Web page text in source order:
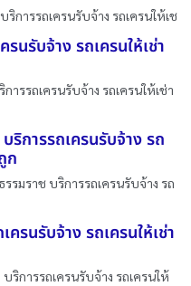
การรถเครนรับจ้าง รถเครนให้เช
นรับจ้าง รถเครนให้เช่า
ารรถเครนรับจ้าง รถเครนให้เช่า
ริการรถเครนรับจ้าง รถ
ก
รมราช บริการรถเครนรับจ้าง รถ
รนรับจ้าง รถเครนให้เช่า
ริการรถเครนรับจ้าง รถเครนให้